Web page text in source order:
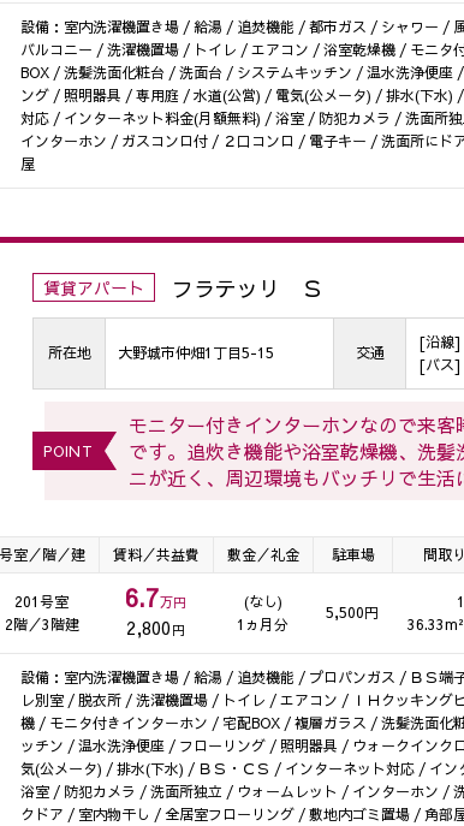
設備：室内洗濯機置き場 / 給湯 / 追焚機能 / 都市ガス / シャワー /
バルコニー / 洗濯機置場 / トイレ / エアコン / 浴室乾燥機 / モニタ
BOX / 洗髪洗面化粧台 / 洗面台 / システムキッチン / 温水洗浄便座
ング / 照明器具 / 専用庭 / 水道(公営) / 電気(公メータ) / 排水(下水)
対応 / インターネット料金(月額無料) / 浴室 / 防犯カメラ / 洗面所
インターホン / ガスコンロ付 / ２口コンロ / 電子キー / 洗面所にド
屋
賃貸アパート フラテッリ Ｓ
所在地 大野城市仲畑1丁目5-15 交通
[沿線]
[バス]
POINT
モニター付きインターホンなので来
です。追炊き機能や浴室乾燥機、洗
ニが近く、周辺環境もバッチリで生活
号室／階／建 賃料／共益費 敷金／礼金 駐車場 間取
201号室
2階／3階建
6.7万円
2,800円
(なし)
1ヵ月分
5,500円
設備：室内洗濯機置き場 / 給湯 / 追焚機能 / プロパンガス / ＢＳ端
レ別室 / 脱衣所 / 洗濯機置場 / トイレ / エアコン / ＩＨクッキング
機 / モニタ付きインターホン / 宅配BOX / 複層ガラス / 洗髪洗面化
ッチン / 温水洗浄便座 / フローリング / 照明器具 / ウォークインク
気(公メータ) / 排水(下水) / ＢＳ・ＣＳ / インターネット対応 / イ
浴室 / 防犯カメラ / 洗面所独立 / ウォームレット / インターホン /
クドア / 室内物干し / 全居室フローリング / 敷地内ゴミ置場 / 角部